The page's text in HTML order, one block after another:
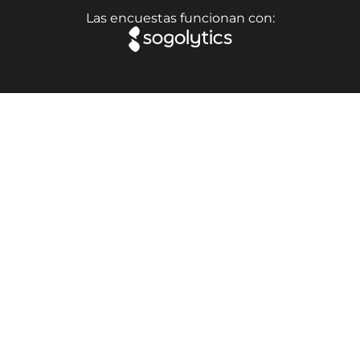
Las encuestas funcionan con: